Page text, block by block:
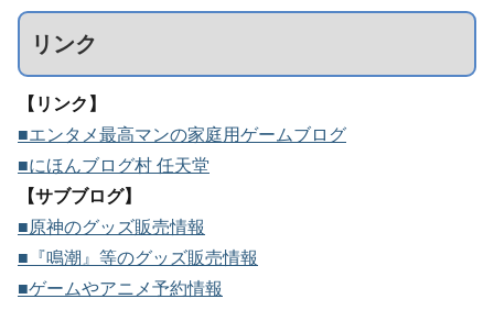
リンク
【リンク】
■エンタメ最高マンの家庭用ゲームブログ
■にほんブログ村 任天堂
【サブブログ】
■原神のグッズ販売情報
■『鳴潮』等のグッズ販売情報
■ゲームやアニメ予約情報